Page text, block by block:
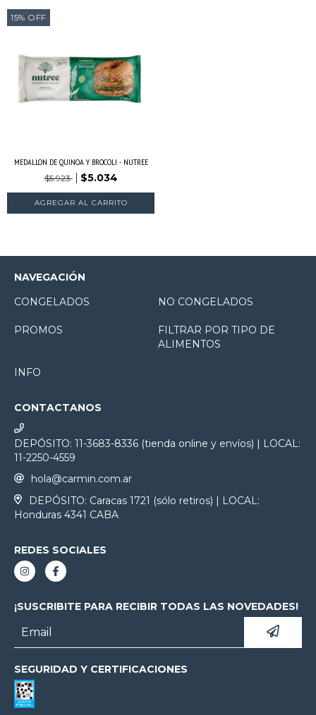
15% OFF
MEDALLON DE QUINOA Y BROCOLI - NUTREE
$5.923
$5.034
NAVEGACIÓN
CONGELADOS
NO CONGELADOS
PROMOS
FILTRAR POR TIPO DE
ALIMENTOS
INFO
CONTACTANOS
DEPÓSITO: 11-3683-8336 (tienda online y envíos) | LOCAL:
11-2250-4559
hola@carmin.com.ar
DEPÓSITO: Caracas 1721 (sólo retiros) | LOCAL:
Honduras 4341 CABA
REDES SOCIALES
¡SUSCRIBITE PARA RECIBIR TODAS LAS NOVEDADES!
SEGURIDAD Y CERTIFICACIONES